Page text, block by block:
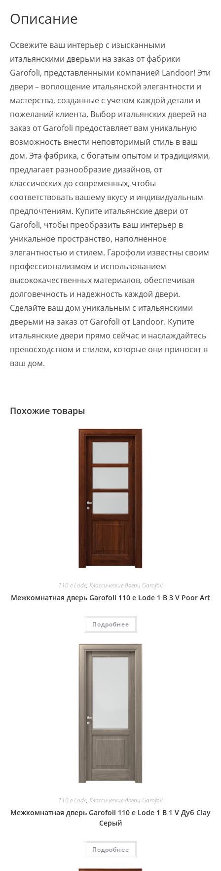
Описание
Освежите ваш интерьер с изысканными
итальянскими дверьми на заказ от фабрики
Garofoli, представленными компанией Landoor! Эти
двери – воплощение итальянской элегантности и
мастерства, созданные с учетом каждой детали и
пожеланий клиента. Выбор итальянских дверей на
заказ от Garofoli предоставляет вам уникальную
возможность внести неповторимый стиль в ваш
дом. Эта фабрика, с богатым опытом и традициями,
предлагает разнообразие дизайнов, от
классических до современных, чтобы
соответствовать вашему вкусу и индивидуальным
предпочтениям. Купите итальянские двери от
Garofoli, чтобы преобразить ваш интерьер в
уникальное пространство, наполненное
элегантностью и стилем. Гарофоли известны своим
профессионализмом и использованием
высококачественных материалов, обеспечивая
долговечность и надежность каждой двери.
Сделайте ваш дом уникальным с итальянскими
дверьми на заказ от Garofoli от Landoor. Купите
итальянские двери прямо сейчас и наслаждайтесь
превосходством и стилем, которые они приносят в
ваш дом.
Похожие товары
110 e Lode, Классические двери Garofoli
Межкомнатная дверь Garofoli 110 e Lode 1 B 3 V Poor Art
Подробнее
110 e Lode, Классические двери Garofoli
Межкомнатная дверь Garofoli 110 e Lode 1 B 1 V Дуб Clay
Серый
Подробнее